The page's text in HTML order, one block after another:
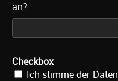
an?
Checkbox
Ich stimme der